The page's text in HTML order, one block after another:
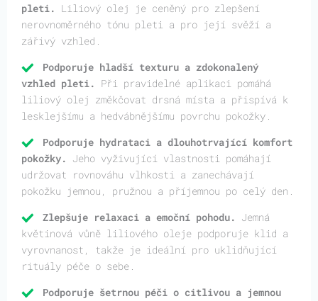
pleti. Liliový olej je ceněný pro zlepšení
nerovnoměrného tónu pleti a pro její svěží a
zářivý vzhled.
Podporuje hladší texturu a zdokonalený
vzhled pleti. Při pravidelné aplikaci pomáhá
liliový olej změkčovat drsná místa a přispívá k
lesklejšímu a hedvábnějšímu povrchu pokožky.
Podporuje hydrataci a dlouhotrvající komfort
pokožky. Jeho vyživující vlastnosti pomáhají
udržovat rovnováhu vlhkosti a zanechávají
pokožku jemnou, pružnou a příjemnou po celý den.
Zlepšuje relaxaci a emoční pohodu. Jemná
květinová vůně liliového oleje podporuje klid a
vyrovnanost, takže je ideální pro uklidňující
rituály péče o sebe.
Podporuje šetrnou péči o citlivou a jemnou